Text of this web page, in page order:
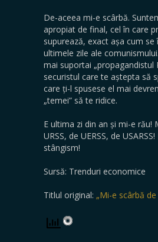
De-aceea mi-e scârbă.
apropiat de final, cel în care
supurează, exact așa cum se
ultimele zile ale
mai suportai „propagandistul
securistul care te aștepta să
care ți-l spusese el mai
„temei” să te ridice.
E ultima zi din an și mi-e rău!
URSS, de UERSS, de
stângism!
Sursă: Trenduri economice
Titlul original: „Mi-e scârbă de